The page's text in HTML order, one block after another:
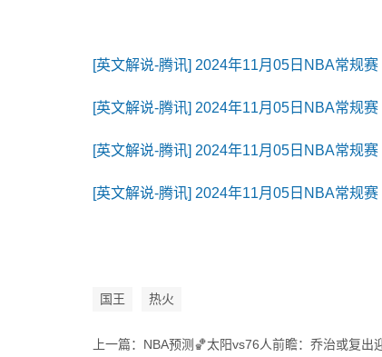
[英文解说-腾讯] 2024年11月05日NBA常规
[英文解说-腾讯] 2024年11月05日NBA常规
[英文解说-腾讯] 2024年11月05日NBA常规
[英文解说-腾讯] 2024年11月05日NBA常规
国王 热火
上一篇： NBA预测🏀太阳vs76人前瞻：乔治或复出